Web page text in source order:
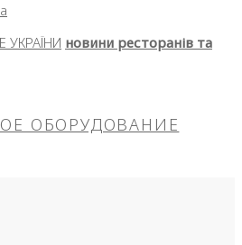
УКРАЇНИ новини ресторанів та
ОБОРУДОВАНИЕ